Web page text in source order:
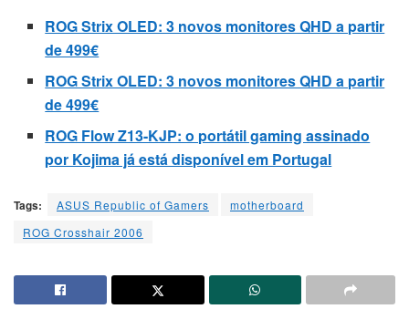
ROG Strix OLED: 3 novos monitores QHD a partir
de 499€
ROG Strix OLED: 3 novos monitores QHD a partir
de 499€
ROG Flow Z13-KJP: o portátil gaming assinado
por Kojima já está disponível em Portugal
Tags: ASUS Republic of Gamers
motherboard
ROG Crosshair 2006